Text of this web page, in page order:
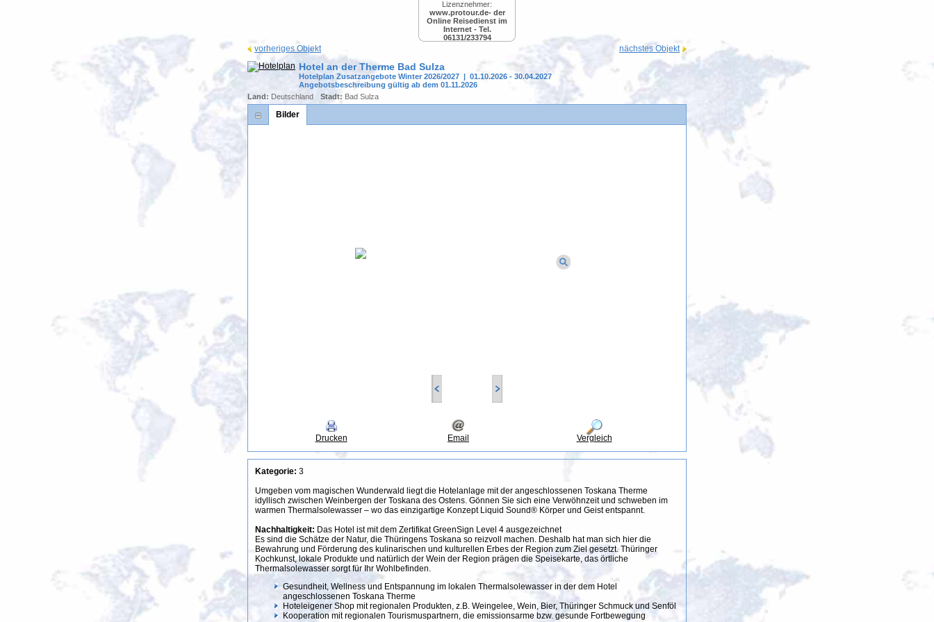
Lizenznehmer:
www.protour.de- der
Online Reisedienst im
Internet - Tel.
06131/233794
vorheriges Objekt nächstes Objekt
Hotel an der Therme Bad Sulza
Hotelplan Zusatzangebote Winter 2026/2027 | 01.10.2026 - 30.04.2027
Angebotsbeschreibung gültig ab dem 01.11.2026
Land: Deutschland Stadt: Bad Sulza
Bilder
Drucken Email Vergleich
Kategorie: 3
Umgeben vom magischen Wunderwald liegt die Hotelanlage mit der angeschlossenen Toskana Therme
idyllisch zwischen Weinbergen der Toskana des Ostens. Gönnen Sie sich eine Verwöhnzeit und schweben im
warmen Thermalsolewasser – wo das einzigartige Konzept Liquid Sound® Körper und Geist entspannt.
Nachhaltigkeit: Das Hotel ist mit dem Zertifikat GreenSign Level 4 ausgezeichnet
Es sind die Schätze der Natur, die Thüringens Toskana so reizvoll machen. Deshalb hat man sich hier die
Bewahrung und Förderung des kulinarischen und kulturellen Erbes der Region zum Ziel gesetzt. Thüringer
Kochkunst, lokale Produkte und natürlich der Wein der Region prägen die Speisekarte, das örtliche
Thermalsolewasser sorgt für Ihr Wohlbefinden.
Gesundheit, Wellness und Entspannung im lokalen Thermalsolewasser in der dem Hotel
angeschlossenen Toskana Therme
Hoteleigener Shop mit regionalen Produkten, z.B. Weingelee, Wein, Bier, Thüringer Schmuck und Senföl
Kooperation mit regionalen Tourismuspartnern, die emissionsarme bzw. gesunde Fortbewegung